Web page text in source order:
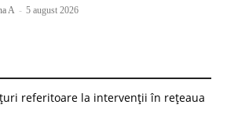
A - 5 august 2026
referitoare la intervenții în rețeaua